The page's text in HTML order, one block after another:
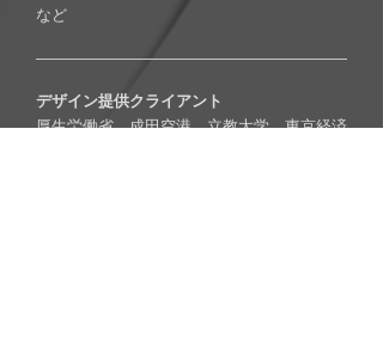
など
デザイン提供クライアント
厚生労働省、成田空港、立教大学、東京経済